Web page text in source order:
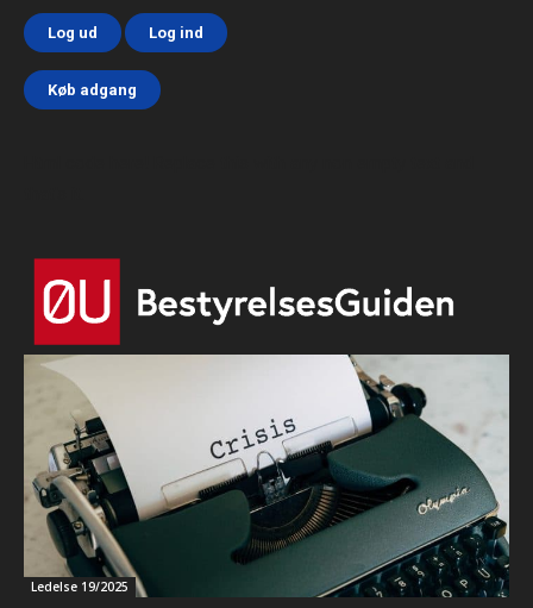
Log ud Log ind
Køb adgang
Ledelse 19/2025